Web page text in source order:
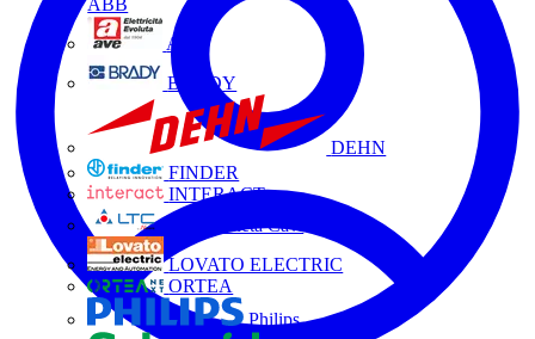
AVE
BRADY
DEHN
FINDER
INTERACT
La Triveneta Cavi
LOVATO ELECTRIC
ORTEA
Philips